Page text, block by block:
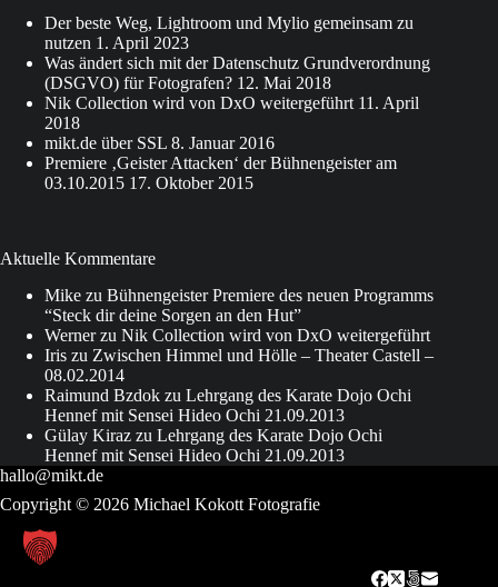
Der beste Weg, Lightroom und Mylio gemeinsam zu
nutzen 1. April 2023
Was ändert sich mit der Datenschutz Grundverordnung
(DSGVO) für Fotografen? 12. Mai 2018
Nik Collection wird von DxO weitergeführt 11. April
2018
mikt.de über SSL 8. Januar 2016
Premiere ‚Geister Attacken‘ der Bühnengeister am
03.10.2015 17. Oktober 2015
Aktuelle Kommentare
Mike zu Bühnengeister Premiere des neuen Programms
“Steck dir deine Sorgen an den Hut”
Wernerzu Nik Collection wird von DxO weitergeführt
Iris zu Zwischen Himmel und Hölle – Theater Castell –
08.02.2014
Raimund Bzdok zu Lehrgang des Karate Dojo Ochi
Hennef mit Sensei Hideo Ochi 21.09.2013
Gülay Kiraz zu Lehrgang des Karate Dojo Ochi
Hennef mit Sensei Hideo Ochi 21.09.2013
hallo@mikt.de
Copyright © 2026 Michael Kokott Fotografie